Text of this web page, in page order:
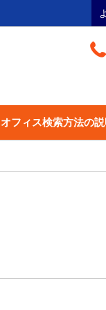
オフィス検索方法の説